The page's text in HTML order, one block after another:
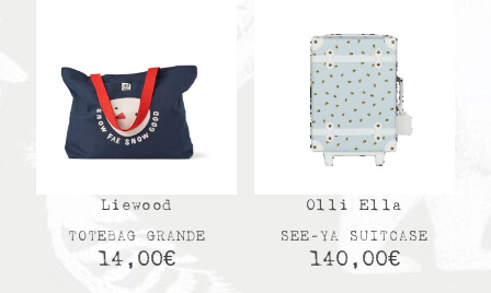
Liewood
TOTEBAG GRANDE
14,00€
Olli Ella
SEE-YA SUITCASE
140,00€